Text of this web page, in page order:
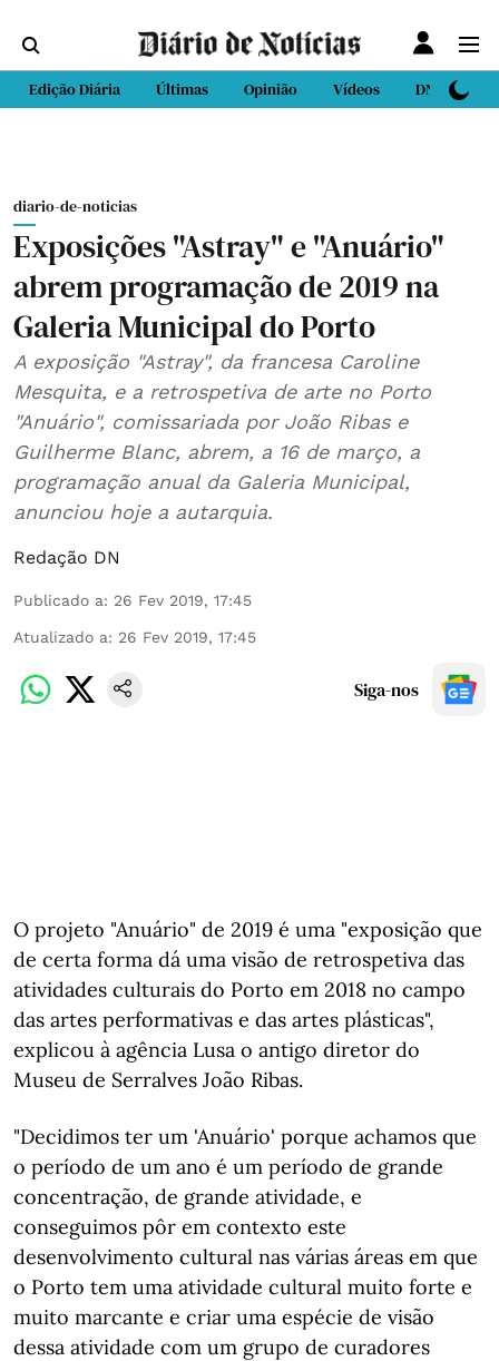
Edição Diária Últimas Opinião Vídeos DN Sport
diario-de-noticias
Exposições "Astray" e "Anuário"
abrem programação de 2019 na
Galeria Municipal do Porto
A exposição "Astray", da francesa Caroline
Mesquita, e a retrospetiva de arte no Porto
"Anuário", comissariada por João Ribas e
Guilherme Blanc, abrem, a 16 de março, a
programação anual da Galeria Municipal,
anunciou hoje a autarquia.
Redação DN
Publicado a: 26 Fev 2019, 17:45
Atualizado a: 26 Fev 2019, 17:45
Siga-nos
O projeto "Anuário" de 2019 é uma "exposição que
de certa forma dá uma visão de retrospetiva das
atividades culturais do Porto em 2018 no campo
das artes performativas e das artes plásticas",
explicou à agência Lusa o antigo diretor do
Museu de Serralves João Ribas.
"Decidimos ter um 'Anuário' porque achamos que
o período de um ano é um período de grande
concentração, de grande atividade, e
conseguimos pôr em contexto este
desenvolvimento cultural nas várias áreas em que
o Porto tem uma atividade cultural muito forte e
muito marcante e criar uma espécie de visão
dessa atividade com um grupo de curadores